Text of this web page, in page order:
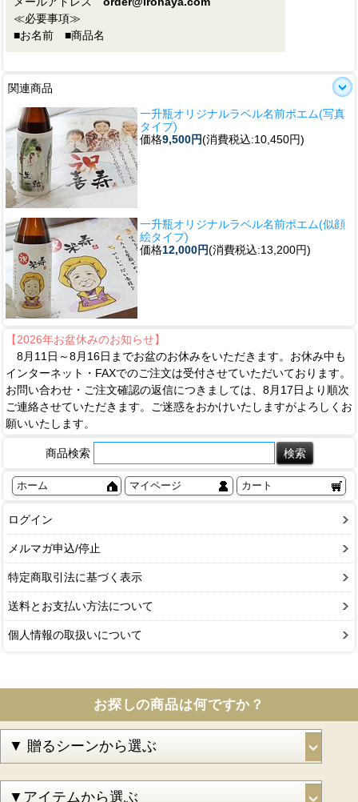
≪必要事項≫
■お名前 ■商品名
関連商品
一升瓶オリジナルラベル名前ポエム(写真
タイプ)
価格9,500円(消費税込:10,450円)
一升瓶オリジナルラベル名前ポエム(似顔
絵タイプ)
価格12,000円(消費税込:13,200円)
【2026年お盆休みのお知らせ】
8月11日～8月16日までお盆のお休みをいただきます。お休み中も
インターネット・FAXでのご注文は受付させていただいております。
お問い合わせ・ご注文確認の返信につきましては、8月17日より順次
ご連絡させていただきます。ご迷惑をおかけいたしますがよろしくお
願いいたします。
商品検索
ホーム マイページ カート
ログイン
メルマガ申込/停止
特定商取引法に基づく表示
送料とお支払い方法について
個人情報の取扱いについて
お探しの商品は何ですか？